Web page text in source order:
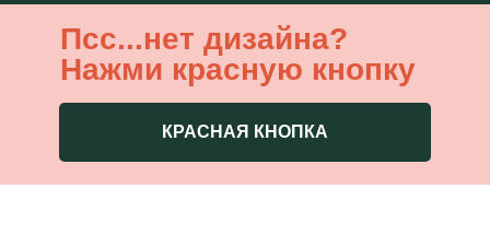
Пcc...нет дизайна?
Нажми красную кнопку
КРАСНАЯ КНОПКА
реализовать макеты любой
сложности!
Креативная команда